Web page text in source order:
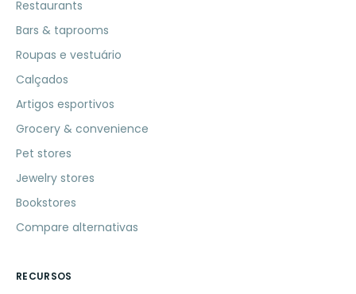
Restaurants
Bars & taprooms
Roupas e vestuário
Calçados
Artigos esportivos
Grocery & convenience
Pet stores
Jewelry stores
Bookstores
Compare alternativas
RECURSOS